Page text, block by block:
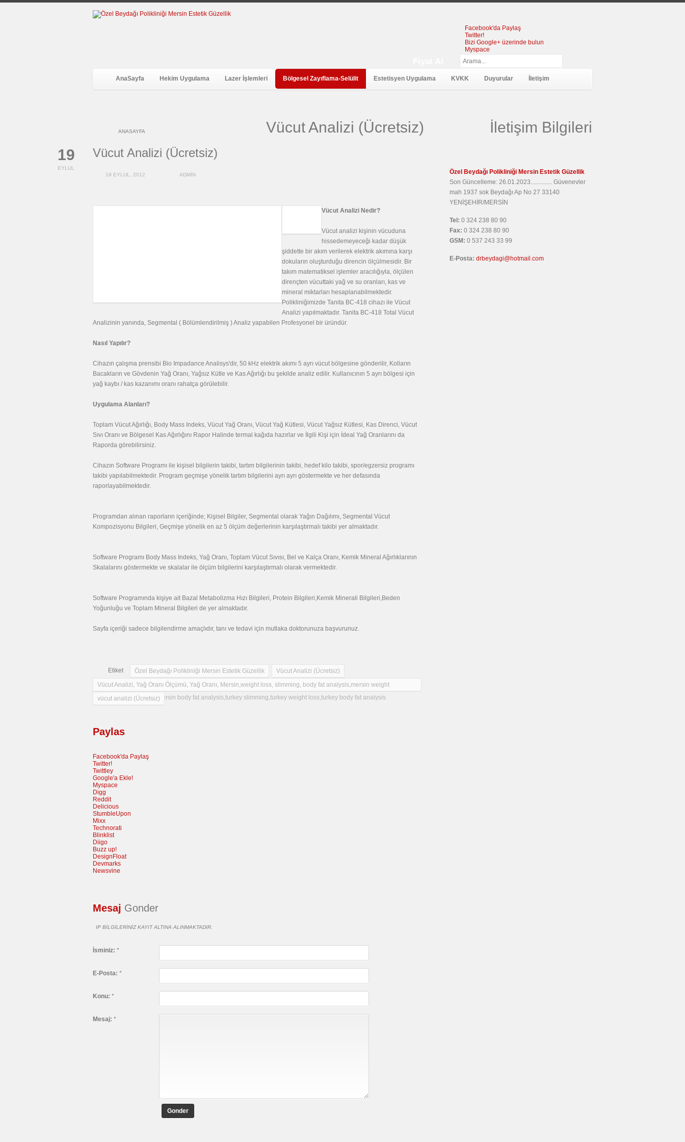
Facebook'da Paylaş
Twitter!
Bizi Google+ üzerinde bulun
Myspace
AnaSayfa Hekim Uygulama Lazer İşlemleri Bölgesel Zayıflama-Selülit Estetisyen Uygulama KVKK Duyurular İletişim
ANASAYFA
Vücut Analizi (Ücretsiz)
19
EYLUL
Vücut Analizi (Ücretsiz)
19 EYLUL, 2012 ADMIN
Vücut Analizi Nedir?
Vücut analizi kişinin vücuduna
hissedemeyeceği kadar düşük
şiddette bir akım verilerek elektrik akımına karşı
dokuların oluşturduğu direncin ölçülmesidir. Bir
takım matematiksel işlemler aracılığıyla, ölçülen
dirençten vücuttaki yağ ve su oranları, kas ve
mineral miktarları hesaplanabilmektedir.
Polikliniğimizde Tanita BC-418 cihazı ile Vücut
Analizi yapılmaktadır. Tanita BC-418 Total Vücut
Analizinin yanında, Segmental ( Bölümlendirilmiş ) Analiz yapabilen Profesyonel bir üründür.
Nasıl Yapılır?
Cihazın çalışma prensibi Bio Impadance Analisys'dir, 50 kHz elektrik akımı 5 ayrı vücut bölgesine gönderilir, Kolların
Bacakların ve Gövdenin Yağ Oranı, Yağsız Kütle ve Kas Ağırlığı bu şekilde analiz edilir. Kullanıcının 5 ayrı bölgesi için
yağ kaybı / kas kazanımı oranı rahatça görülebilir.
Uygulama Alanları?
Toplam Vücut Ağırlığı, Body Mass Indeks, Vücut Yağ Oranı, Vücut Yağ Kütlesi, Vücut Yağsız Kütlesi, Kas Direnci, Vücut
Sıvı Oranı ve Bölgesel Kas Ağırlığını Rapor Halinde termal kağıda hazırlar ve İlgili Kişi için İdeal Yağ Oranlarını da
Raporda görebilirsiniz.
Cihazın Software Programı ile kişisel bilgilerin takibi, tartım bilgilerinin takibi, hedef kilo takibi, spor/egzersiz programı
takibi yapılabilmektedir. Program geçmişe yönelik tartım bilgilerini ayrı ayrı göstermekte ve her defasında
raporlayabilmektedir.
Programdan alınan raporların içeriğinde; Kişisel Bilgiler, Segmental olarak Yağın Dağılımı, Segmental Vücut
Kompozisyonu Bilgileri, Geçmişe yönelik en az 5 ölçüm değerlerinin karşılaştırmalı takibi yer almaktadır.
Software Programı Body Mass Indeks, Yağ Oranı, Toplam Vücut Sıvısı, Bel ve Kalça Oranı, Kemik Mineral Ağırlıklarının
Skalalarını göstermekte ve skalalar ile ölçüm bilgilerini karşılaştırmalı olarak vermektedir.
Software Programında kişiye ait Bazal Metabolizma Hızı Bilgileri, Protein Bilgileri,Kemik Minerali Bilgileri,Beden
Yoğunluğu ve Toplam Mineral Bilgileri de yer almaktadır.
Sayfa içeriği sadece bilgilendirme amaçlıdır, tanı ve tedavi için mutlaka doktorunuza başvurunuz.
Etiket Özel Beydağı Polikliniği Mersin Estetik Güzellik
Vücut Analizi (Ücretsiz)
Vücut Analizi, Yağ Oranı Ölçümü, Yağ Oranı, Mersin,weight loss, slimming, body fat analysis,mersin weight
loss,mersin slimming,mersin body fat analysis,turkey slimming,turkey weight loss,turkey body fat analysis
vücut analizi (Ücretsiz)
Paylas
Facebook'da Paylaş
Twitter!
Twittley
Google'a Ekle!
Myspace
Digg
Reddit
Delicious
StumbleUpon
Mixx
Technorati
Blinklist
Diigo
Buzz up!
DesignFloat
Devmarks
Newsvine
Mesaj Gonder
IP BILGILERINIZ KAYIT ALTINA ALINMAKTADIR.
İsminiz: *
E-Posta: *
Konu: *
Mesaj: *
Gonder
İletişim Bilgileri
Özel Beydağı Polikliniği Mersin Estetik Güzellik
Son Güncelleme: 26.01.2023.............. Güvenevler
mah 1937 sok Beydağı Ap No 27 33140
YENİŞEHİR/MERSİN
Tel: 0 324 238 80 90
Fax: 0 324 238 80 90
GSM: 0 537 243 33 99
E-Posta: drbeydagi@hotmail.com